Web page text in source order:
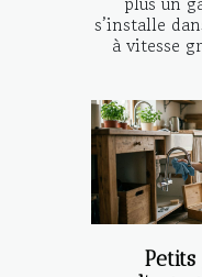
s’installe
à vitesse
Petits